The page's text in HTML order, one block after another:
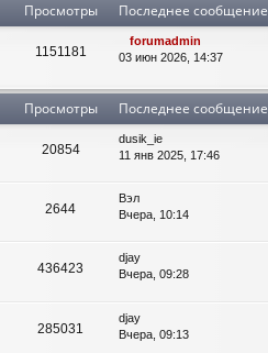
Просмотры Последнее сообщение
1151181
forumadmin
03 июн 2026, 14:37
Просмотры Последнее сообщение
20854
dusik_ie
11 янв 2025, 17:46
2644
Вэл
Вчера, 10:14
436423
djay
Вчера, 09:28
285031
djay
Вчера, 09:13